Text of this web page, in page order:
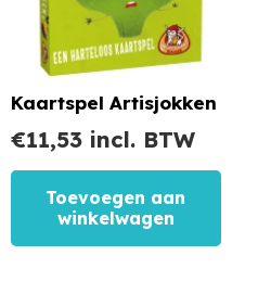
Kaartspel Artisjokken
€11,53 incl. BTW
Toevoegen aan
winkelwagen